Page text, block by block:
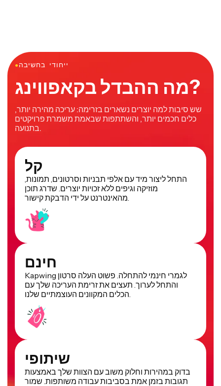
●ייחודי בחשיבה
מה ההבדל בקאפווינג?
שש סיבות למה יוצרים נשארים בזרימה: עריכה מהירה יותר,
כלים חכמים יותר, והשתתפות שבאמת משמרת פרויקטים
בתנועה.
קל
התחל ליצור מיד עם אלפי תבניות וסרטונים, תמונות,
מוזיקה וגיפים ללא זכויות יוצרים. שדרג תוכן
חינם
Kapwing לגמרי חינמי להתחלה. פשוט העלה סרטון
והתחל לערוך. תעצים את זרימת העריכה שלך עם
שיתופי
בדוק במהירות וחלוק משוב עם הצוות שלך באמצעות
תגובות בזמן אמת בסביבות עבודה משותפות. שמור